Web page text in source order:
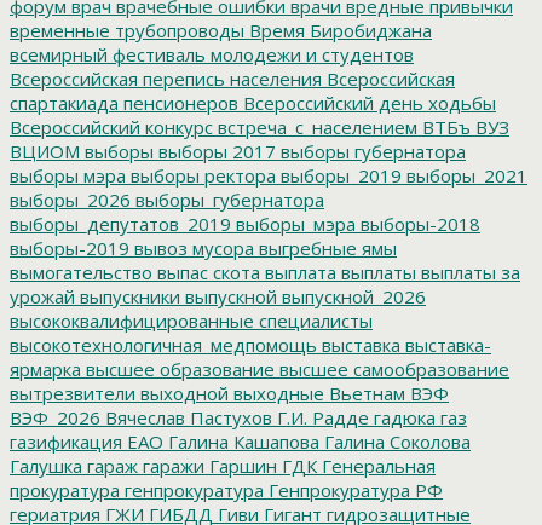
форум врач врачебные ошибки врачи вредные привычки
временные трубопроводы Время Биробиджана
всемирный фестиваль молодежи и студентов
Всероссийская перепись населения Всероссийская
спартакиада пенсионеров Всероссийский день ходьбы
Всероссийский конкурс встреча_с_населением ВТБъ ВУЗ
ВЦИОМ выборы выборы 2017 выборы губернатора
выборы мэра выборы ректора выборы_2019 выборы_2021
выборы_2026 выборы_губернатора
выборы_депутатов_2019 выборы_мэра выборы-2018
выборы-2019 вывоз мусора выгребные ямы
вымогательство выпас скота выплата выплаты выплаты за
урожай выпускники выпускной выпускной_2026
высококвалифицированные специалисты
высокотехнологичная_медпомощь выставка выставка-
ярмарка высшее образование высшее самообразование
вытрезвители выходной выходные Вьетнам ВЭФ
ВЭФ_2026 Вячеслав Пастухов Г.И. Радде гадюка газ
газификация ЕАО Галина Кашапова Галина Соколова
Галушка гараж гаражи Гаршин ГДК Генеральная
прокуратура генпрокуратура Генпрокуратура РФ
гериатрия ГЖИ ГИБДД Гиви Гигант гидрозащитные